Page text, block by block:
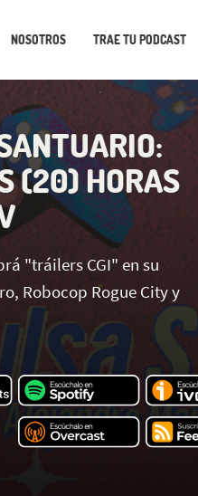
NOSOTROS TRAE TU PODCAST
(20) HORAS
"tráilers CGI" en su
Robocop Rogue City y